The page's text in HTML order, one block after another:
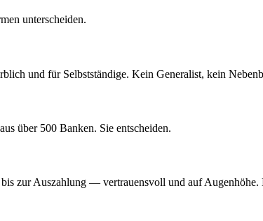
unterscheiden.
und für Selbstständige. Kein Generalist, kein
über 500 Banken. Sie entscheiden.
zur Auszahlung — vertrauensvoll und auf Augenhöhe.